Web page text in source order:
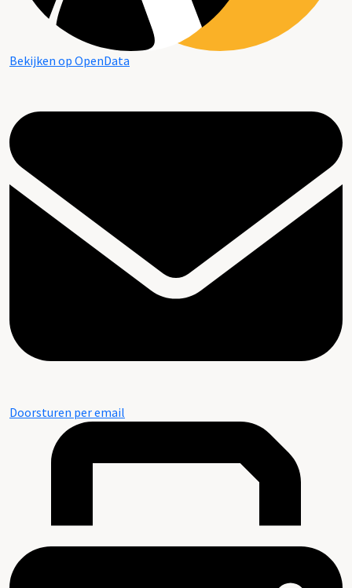
Bekijken op OpenData
Doorsturen per email